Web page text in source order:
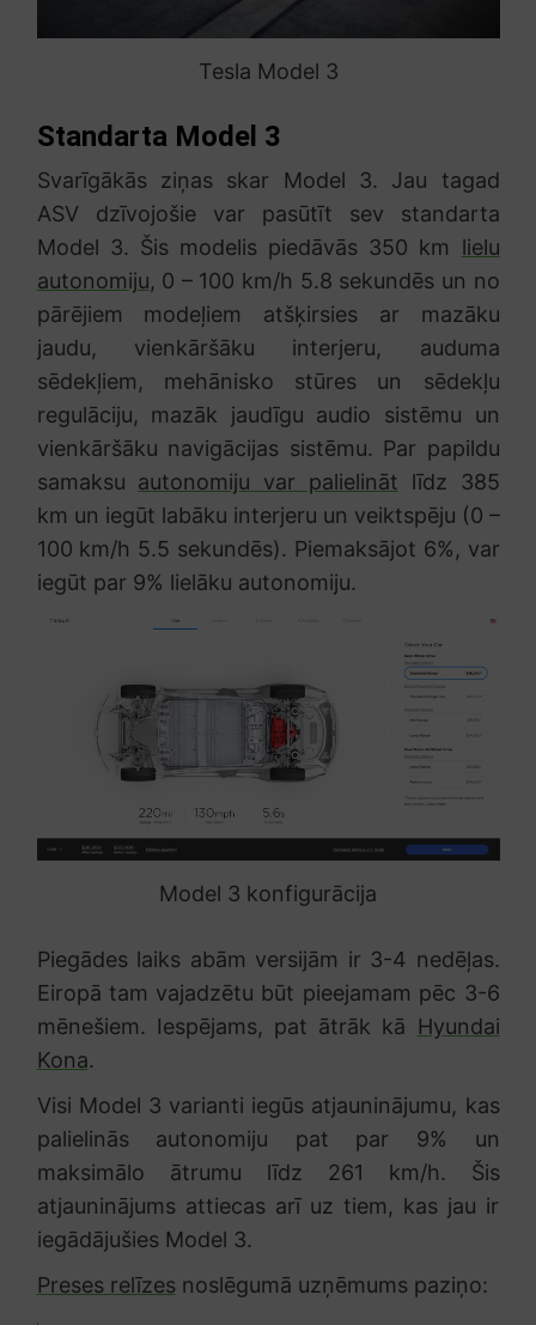
Tesla Model 3
Standarta Model 3
Svarīgākās ziņas skar Model 3. Jau tagad
ASV dzīvojošie var pasūtīt sev standarta
Model 3. Šis modelis piedāvās 350 km lielu
autonomiju, 0 – 100 km/h 5.8 sekundēs un no
pārējiem modeļiem atšķirsies ar mazāku
jaudu, vienkāršāku interjeru, auduma
sēdekļiem, mehānisko stūres un sēdekļu
regulāciju, mazāk jaudīgu audio sistēmu un
vienkāršāku navigācijas sistēmu. Par papildu
samaksu autonomiju var palielināt līdz 385
km un iegūt labāku interjeru un veiktspēju (0 –
100 km/h 5.5 sekundēs). Piemaksājot 6%, var
iegūt par 9% lielāku autonomiju.
Model 3 konfigurācija
Piegādes laiks abām versijām ir 3-4 nedēļas.
Eiropā tam vajadzētu būt pieejamam pēc 3-6
mēnešiem. Iespējams, pat ātrāk kā
Hyundai
Kona.
Visi Model 3 varianti iegūs atjauninājumu, kas
palielinās autonomiju pat par 9% un
maksimālo ātrumu līdz 261 km/h. Šis
atjauninājums attiecas arī uz tiem, kas jau ir
iegādājušies Model 3.
Preses relīzesnoslēgumā uzņēmums paziņo: